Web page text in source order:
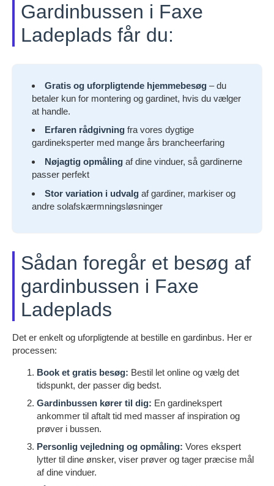
Gardinbussen i Faxe
Ladeplads får du:
Gratis og uforpligtende hjemmebesøg – du
betaler kun for montering og gardinet, hvis du vælger
at handle.
Erfaren rådgivning fra vores dygtige
gardineksperter med mange års brancheerfaring
Nøjagtig opmåling af dine vinduer, så gardinerne
passer perfekt
Stor variation i udvalg af gardiner, markiser og
andre solafskærmningsløsninger
Sådan foregår et besøg af
gardinbussen i Faxe
Ladeplads
Det er enkelt og uforpligtende at bestille en gardinbus. Her er
processen:
Book et gratis besøg: Bestil let online og vælg det
tidspunkt, der passer dig bedst.
Gardinbussen kører til dig: En gardinekspert
ankommer til aftalt tid med masser af inspiration og
prøver i bussen.
Personlig vejledning og opmåling: Vores ekspert
lytter til dine ønsker, viser prøver og tager præcise mål
af dine vinduer.